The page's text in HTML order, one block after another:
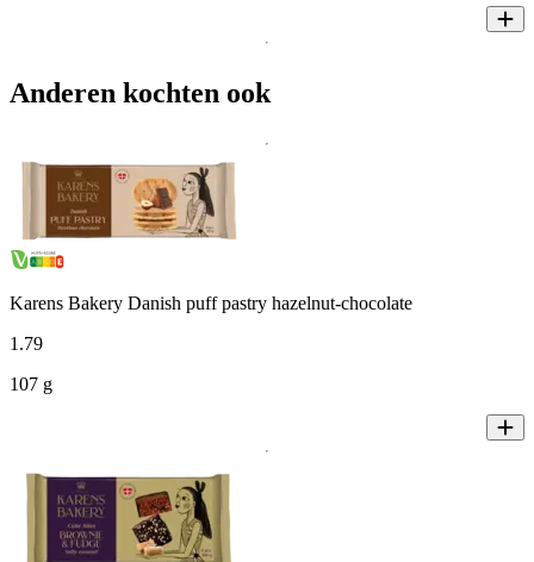
Anderen kochten ook
Karens Bakery Danish puff pastry hazelnut-chocolate
1 .79
107 g